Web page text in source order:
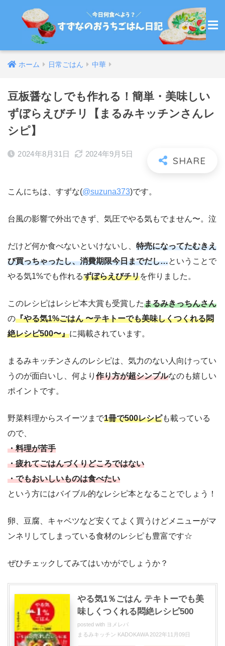
ホーム 日常ごはん 中華
豆板醤なしでも作れる！簡単・美味しい
ずぼらえびチリ【まるみキッチンさんレ
シピ】
2024年8月31日 2024年9月5日
こんにちは、すずな(@suzuna373)です。
台風の影響で外出できず、気圧でやる気もでません〜。泣
だけど何か食べないといけないし、 特売になってたむきえ
び買っちゃったし、消費期限今日までだし…ということで
やる気1%でも作れるずぼらえびチリを作りました。
このレシピはレシピ本大賞も受賞したまるみきっちんさん
の『やる気1%ごはん 〜テキトーでも美味しくつくれる悶
絶レシピ500〜』に掲載されています。
まるみキッチンさんのレシピは、気力のない人向けってい
うのが面白いし、何より 作り方が超シンプルなのも嬉しい
ポイントです。
野菜料理からスイーツまで1冊で500レシピも載っている
ので、
・料理が苦手
・疲れてごはんづくりどころではない
・でもおいしいものは食べたい
という方にはバイブル的なレシピ本となることでしょう！
卵、豆腐、キャベツなど安くてよく買うけどメニューがマ
ンネリしてしまっている食材のレシピも豊富です☆
ぜひチェックしてみてはいかがでしょうか？
やる気1％ごはん テキトーでも美
味しくつくれる悶絶レシピ500
posted with ヨメレバ
まるみキッチン KADOKAWA 2022年11月09日